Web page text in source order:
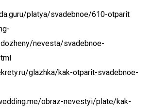
platya/svadebnoe/610-otparit
nevesta/svadebnoe-
glazhka/kak-otparit-svadebnoe-
obraz-nevestyi/plate/kak-